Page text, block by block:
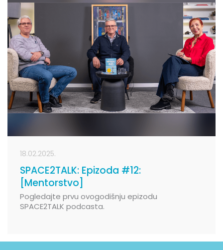
18.02.2025.
SPACE2TALK: Epizoda #12:
[Mentorstvo]
Pogledajte prvu ovogodišnju epizodu
SPACE2TALK podcasta.